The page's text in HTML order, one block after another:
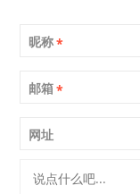
昵称*
邮箱*
网址